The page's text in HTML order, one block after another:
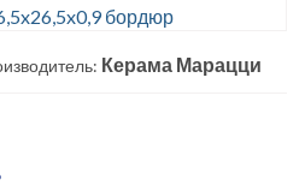
Керама Марацци